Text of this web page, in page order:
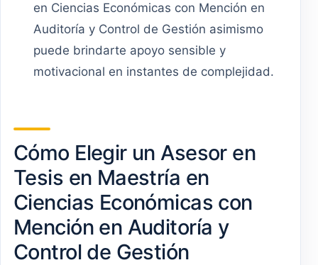
en Ciencias Económicas con Mención en
Auditoría y Control de Gestión asimismo
puede brindarte apoyo sensible y
motivacional en instantes de complejidad.
Cómo Elegir un Asesor en
Tesis en Maestría en
Ciencias Económicas con
Mención en Auditoría y
Control de Gestión